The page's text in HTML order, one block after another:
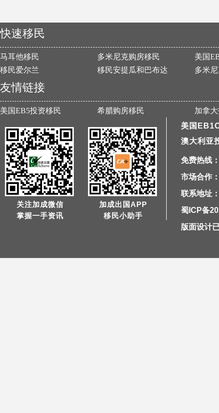
快速移民
马耳他移民 多米尼克购房移民
美国
移民爱尔兰
移民安提瓜和巴布达 多米
友情链接
美国EB5投资移民 希腊购房移民 加拿
关注加成微信
掌握一手资讯
加成出国APP
移民小助手
美国
澳大利亚
免费热线
市场合作
联系地址
蜀ICP备
版面设计